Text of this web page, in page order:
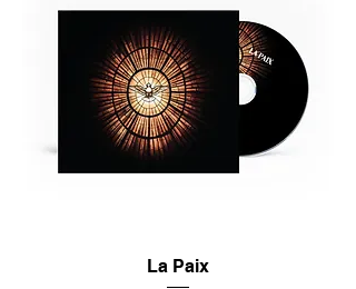
La Paix